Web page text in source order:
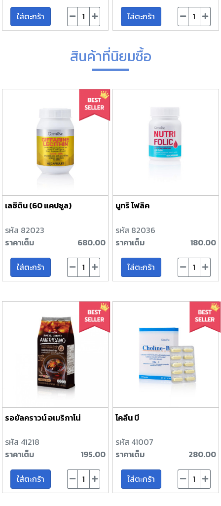
ใส่ตะกร้า ใส่ตะกร้า
สินค้าที่นิยมซื้อ
เลซิติน (60 แคปซูล)
รหัส 82023
ราคาเต็ม
680.00
ใส่ตะกร้า
นูทริ โฟลิค
รหัส 82036
ราคาเต็ม
180.00
ใส่ตะกร้า
รอยัลคราวน์ อเมริกาโน่
รหัส 41218
ราคาเต็ม
195.00
ใส่ตะกร้า
โคลีน บี
รหัส 41007
ราคาเต็ม
280.00
ใส่ตะกร้า